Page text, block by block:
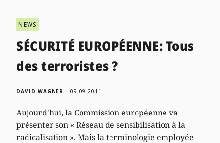
NEWS
SÉCURITÉ EUROPÉENNE: Tous
des terroristes ?
DAVID WAGNER 09.09.2011
Aujourd'hui, la Commission européenne va
présenter son « Réseau de sensibilisation à la
radicalisation ». Mais la terminologie employée